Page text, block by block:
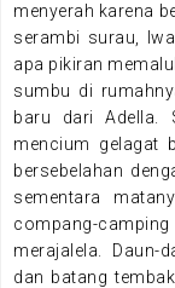
menyerah karena
serambi surau,
apa pikiran
sumbu di
baru dari Adella.
mencium gelagat
bersebelahan
sementara
compang-
merajalela. Daun-
dan batang